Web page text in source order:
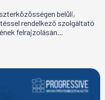
belüli,
rendelkező szolgáltató
felrajzolásán...